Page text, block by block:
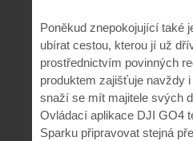
Poněkud znepokojující také
ubírat cestou, kterou jí už
prostřednictvím povinných
produktem zajišťuje navždy
snaží se mít majitele svých
Ovládací aplikace DJI GO4
Sparku připravovat stejná